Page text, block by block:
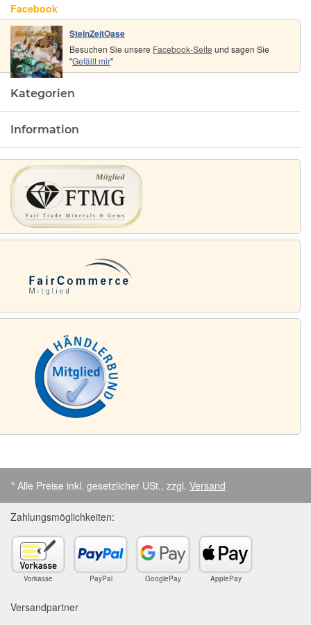
Facebook
SteinZeitOase
Besuchen Sie unsere Facebook-Seite und sagen Sie
"Gefällt mir"
Kategorien
Information
* Alle Preise inkl. gesetzlicher USt., zzgl. Versand
Zahlungsmöglichkeiten:
Vorkasse PayPal GooglePay ApplePay
Versandpartner